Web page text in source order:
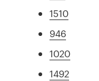
1510
946
1020
1492